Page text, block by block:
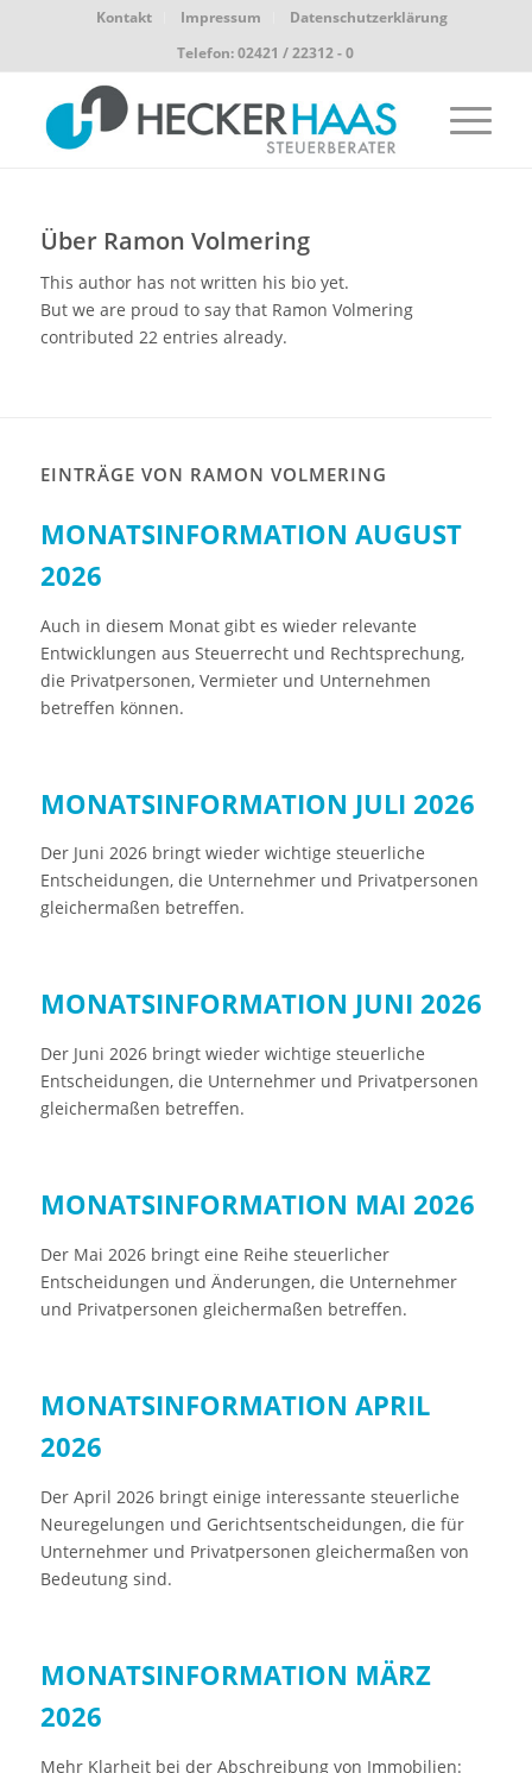
Kontakt Impressum
Datenschutzerklärung
Telefon: 02421 / 22312 - 0
Über Ramon Volmering
This author has not written his bio yet.
But we are proud to say that Ramon Volmering
contributed 22 entries already.
EINTRÄGE VON RAMON VOLMERING
MONATSINFORMATION AUGUST
2026
Auch in diesem Monat gibt es wieder relevante
Entwicklungen aus Steuerrecht und Rechtsprechung,
die Privatpersonen, Vermieter und Unternehmen
betreffen können.
MONATSINFORMATION JULI 2026
Der Juni 2026 bringt wieder wichtige steuerliche
Entscheidungen, die Unternehmer und Privatpersonen
gleichermaßen betreffen.
MONATSINFORMATION JUNI 2026
Der Juni 2026 bringt wieder wichtige steuerliche
Entscheidungen, die Unternehmer und Privatpersonen
gleichermaßen betreffen.
MONATSINFORMATION MAI 2026
Der Mai 2026 bringt eine Reihe steuerlicher
Entscheidungen und Änderungen, die Unternehmer
und Privatpersonen gleichermaßen betreffen.
MONATSINFORMATION APRIL
2026
Der April 2026 bringt einige interessante steuerliche
Neuregelungen und Gerichtsentscheidungen, die für
Unternehmer und Privatpersonen gleichermaßen von
Bedeutung sind.
MONATSINFORMATION MÄRZ
2026
Mehr Klarheit bei der Abschreibung von Immobilien: